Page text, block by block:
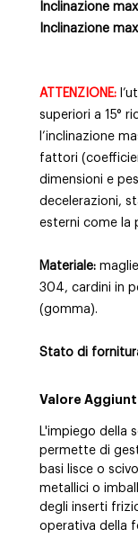
Inclinazione
Inclinazione
ATTENZIONE:
superiori a 15°
l’inclinazione
fattori
dimensioni e
decelerazioni,
esterni come la
Materiale:
304, cardini in
(gomma).
Stato di
Valore
L'impiego della
permette di
basi lisce o
metallici o
degli inserti
operativa della